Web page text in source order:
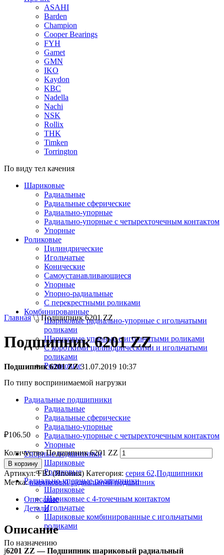
ASAHI
Barden
Champion
Cooper Bearings
FYH
Gamet
GMN
IKO
Kaydon
KBC
Nadella
Nachi
NSK
Rollix
THK
Timken
Torrington
По виду тел качения
Шариковые
Радиальные
Радиальные сферические
Радиально-упорные
Радиально-упорные с четырехточечным контактом
Упорные
Роликовые
Цилиндрические
Игольчатые
Конические
Самоустанавливающиеся
Упорные
Упорно-радиальные
C перекрестными роликами
Комбинированные
Шариковые радиально-упорные с игольчатыми
роликами
Шариковые упорные с игольчатыми роликами
С короткими цилиндрическими и игольчатыми
роликами
Роликовые
По типу воспринимаемой нагрузки
Радиальные подшипники
Радиальные
Радиальные сферические
Радиально-упорные
Радиально-упорные с четырехточечным контактом
Упорные
Упорные подшипники
Шариковые
Роликовые
Радиально-упорные подшипники
Шариковые
Шариковые с 4-точечным контактом
Игольчатые
Шариковые комбинированные с игольчатыми
роликами
По назначению
Главная\ \ Подшипник 6201 ZZ
Подшипник 6201 ZZ
Подшипник 6201 ZZ31.07.2019 10:37
₽106.50
Количество Подшипник 6201 ZZ
В корзину
Артикул:FBJ (Япония) Категория: серия 62,Подшипники
Метка:шариковый радиальный подшипник
Описание
Детали
Описание
ј6201 ZZ — Подшипник шариковый радиальный